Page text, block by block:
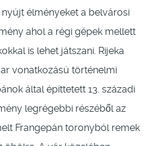
élményeket a belvárosi
ahol a régi gépek mellett
is lehet játszani. Rijeka
vonatkozású történelmi
által építtetett 13. századi
legrégebbi részéből az
Frangepán toronyból remek